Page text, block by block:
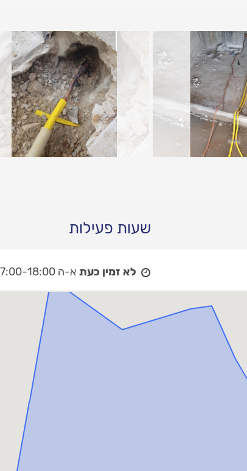
שעות פעילות
לא זמין כעת א-ה 07:00-18:00